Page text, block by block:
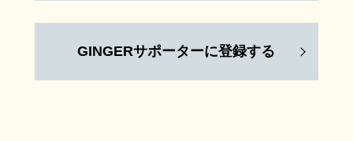
GINGERサポーターに登録する